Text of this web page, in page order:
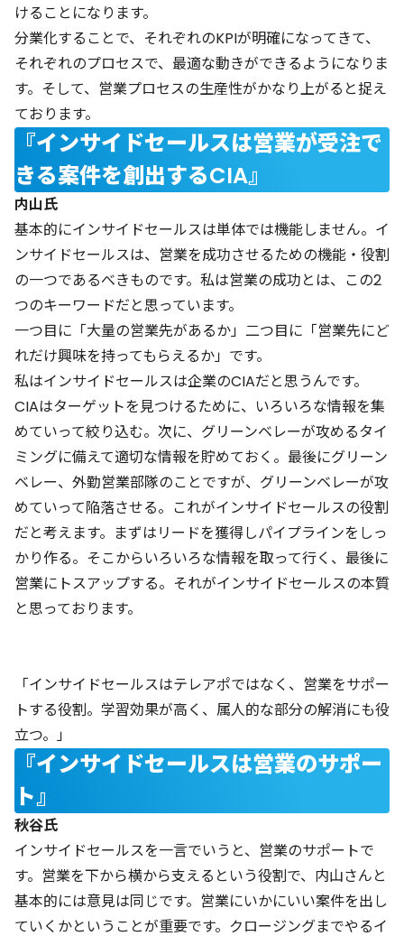
けることになります。
分業化することで、それぞれのKPIが明確になってきて、
それぞれのプロセスで、最適な動きができるようになりま
す。そして、営業プロセスの生産性がかなり上がると捉え
ております。
『インサイドセールスは営業が受注で
きる案件を創出するCIA』
内山氏
基本的にインサイドセールスは単体では機能しません。イ
ンサイドセールスは、営業を成功させるための機能・役割
の一つであるべきものです。私は営業の成功とは、この2
つのキーワードだと思っています。
一つ目に「大量の営業先があるか」二つ目に「営業先にど
れだけ興味を持ってもらえるか」です。
私はインサイドセールスは企業のCIAだと思うんです。
CIAはターゲットを見つけるために、いろいろな情報を集
めていって絞り込む。次に、グリーンベレーが攻めるタイ
ミングに備えて適切な情報を貯めておく。最後にグリーン
ベレー、外勤営業部隊のことですが、グリーンベレーが攻
めていって陥落させる。これがインサイドセールスの役割
だと考えます。まずはリードを獲得しパイプラインをしっ
かり作る。そこからいろいろな情報を取って行く、最後に
営業にトスアップする。それがインサイドセールスの本質
と思っております。
「インサイドセールスはテレアポではなく、営業をサポー
トする役割。学習効果が高く、属人的な部分の解消にも役
立つ。」
『インサイドセールスは営業のサポー
ト』
秋谷氏
インサイドセールスを一言でいうと、営業のサポートで
す。営業を下から横から支えるという役割で、内山さんと
基本的には意見は同じです。営業にいかにいい案件を出し
ていくかということが重要です。クロージングまでやるイ